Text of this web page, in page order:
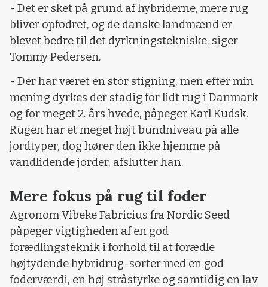
- Det er sket på grund af hybriderne, mere rug
bliver opfodret, og de danske landmænd er
blevet bedre til det dyrkningstekniske, siger
Tommy Pedersen.
- Der har været en stor stigning, men efter min
mening dyrkes der stadig for lidt rug i Danmark
og for meget 2. års hvede, påpeger Karl Kudsk.
Rugen har et meget højt bundniveau på alle
jordtyper, dog hører den ikke hjemme på
vandlidende jorder, afslutter han.
Mere fokus på rug til foder
Agronom Vibeke Fabricius fra Nordic Seed
påpeger vigtigheden af en god
forædlingsteknik i forhold til at forædle
højtydende hybridrug-sorter med en god
foderværdi, en høj stråstyrke og samtidig en lav